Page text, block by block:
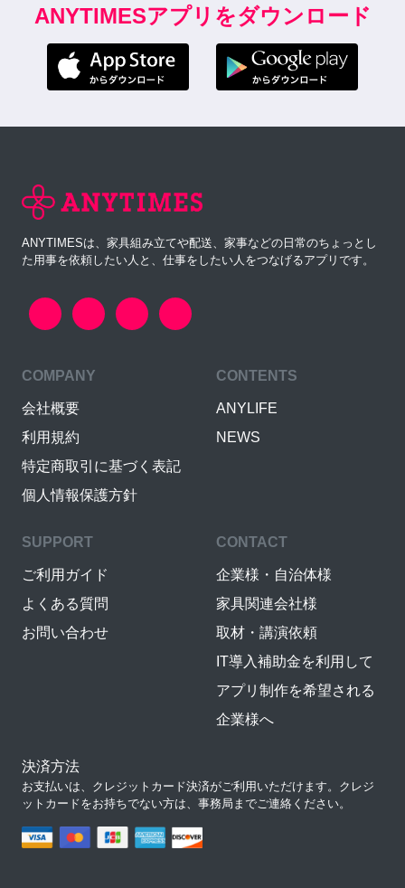
ANYTIMESアプリをダウンロード
ANYTIMESは、家具組み立てや配送、家事などの日常のちょっとし
た用事を依頼したい人と、仕事をしたい人をつなげるアプリです。
COMPANY
会社概要
利用規約
特定商取引に基づく表記
個人情報保護方針
CONTENTS
ANYLIFE
NEWS
SUPPORT
ご利用ガイド
よくある質問
お問い合わせ
CONTACT
企業様・自治体様
家具関連会社様
取材・講演依頼
IT導入補助金を利用して
アプリ制作を希望される
企業様へ
決済方法
お支払いは、クレジットカード決済がご利用いただけます。クレジ
ットカードをお持ちでない方は、事務局までご連絡ください。